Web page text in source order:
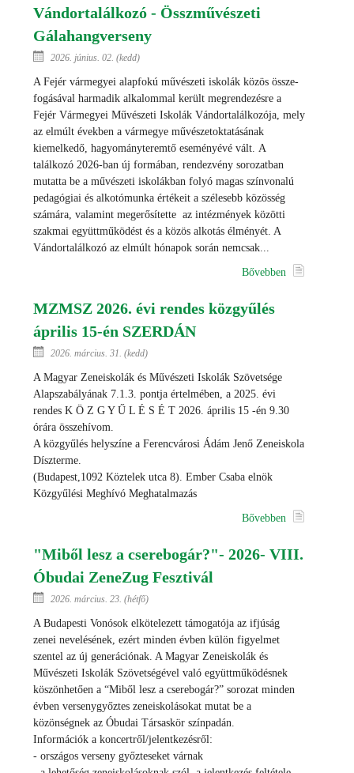
Vándortalálkozó - Összművészeti
Gálahangverseny
2026. június. 02. (kedd)
A Fejér vármegyei alapfokú művészeti iskolák közös össze-
fogásával harmadik alkalommal került megrendezésre a
Fejér Vármegyei Művészeti Iskolák Vándortalálkozója, mely
az elmúlt években a vármegye művészetoktatásának
kiemelkedő, hagyományteremtő eseményévé vált. A
találkozó 2026-ban új formában, rendezvény sorozatban
mutatta be a művészeti iskolákban folyó magas színvonalú
pedagógiai és alkotómunka értékeit a szélesebb közösség
számára, valamint megerősítette az intézmények közötti
szakmai együttműködést és a közös alkotás élményét. A
Vándortalálkozó az elmúlt hónapok során nemcsak...
Bővebben
MZMSZ 2026. évi rendes közgyűlés
április 15-én SZERDÁN
2026. március. 31. (kedd)
A Magyar Zeneiskolák és Művészeti Iskolák Szövetsége
Alapszabályának 7.1.3. pontja értelmében, a 2025. évi
rendes K Ö Z G Y Ű L É S É T 2026. április 15 -én 9.30
órára összehívom.
A közgyűlés helyszíne a Ferencvárosi Ádám Jenő Zeneiskola
Díszterme.
(Budapest,1092 Köztelek utca 8). Ember Csaba elnök
Közgyűlési Meghívó Meghatalmazás
Bővebben
"Miből lesz a cserebogár?"- 2026- VIII.
Óbudai ZeneZug Fesztivál
2026. március. 23. (hétfő)
A Budapesti Vonósok elkötelezett támogatója az ifjúság
zenei nevelésének, ezért minden évben külön figyelmet
szentel az új generációnak. A Magyar Zeneiskolák és
Művészeti Iskolák Szövetségével való együttműködésnek
köszönhetően a “Miből lesz a cserebogár?” sorozat minden
évben versenygyőztes zeneiskolásokat mutat be a
közönségnek az Óbudai Társaskör színpadán.
Információk a koncertről/jelentkezésről:
- országos verseny győzteseket várnak